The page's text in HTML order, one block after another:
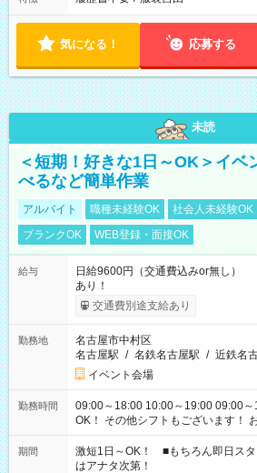
気になる！ 応募する
未読
＜短期！好きな1日～OK＞イベ
べるなど簡単作業
アルバイト 職種未経験OK 社会人未経験OK
ブランクOK
WEB登録・面接OK
給与
日給9600円（交通費込みor無し
あり！
交通費別途支給あり
勤務地
名古屋市中村区
名古屋駅 / 名鉄名古屋駅 / 近鉄名
イベント会場
勤務時間
09:00～18:00 10:00～19:00 09:00～13:00 …など1日
OK！ その他シフトもございます
期間
激短1日～OK！ ■もちろん即日ス
はアナタ次第！